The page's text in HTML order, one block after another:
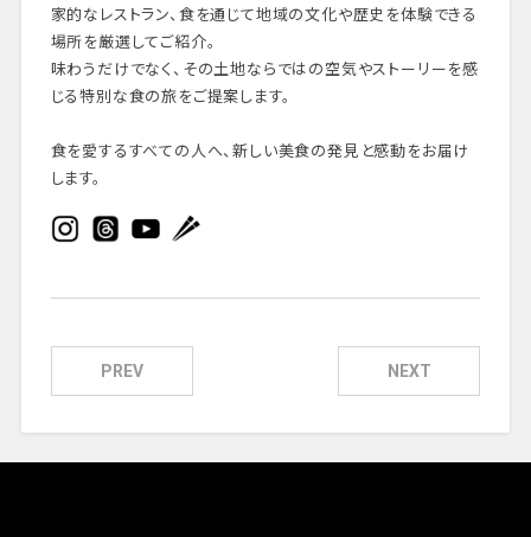
家的なレストラン、食を通じて地域の文化や歴史を体験できる
場所を厳選してご紹介。
味わうだけでなく、その土地ならではの空気やストーリーを感
じる特別な食の旅をご提案します。
食を愛するすべての人へ、新しい美食の発見と感動をお届け
します。
PREV NEXT